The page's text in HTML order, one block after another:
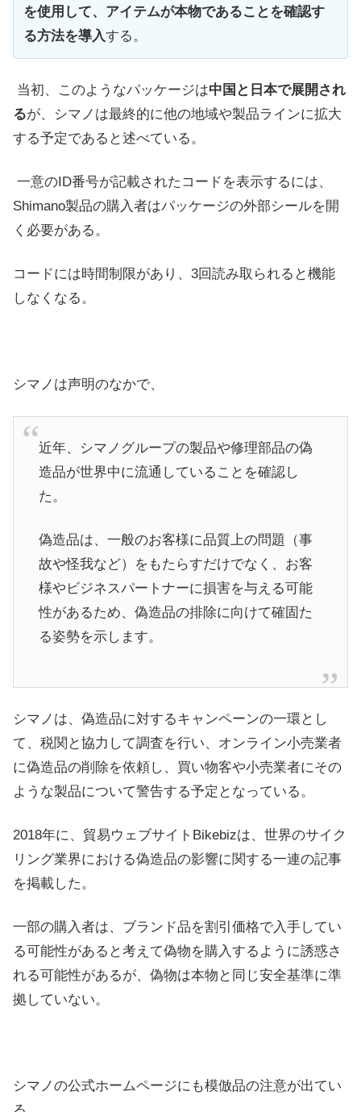
を使用して、アイテムが本物であることを確認す
る方法を導入する。
当初、このようなパッケージは中国と日本で展開され
るが、シマノは最終的に他の地域や製品ラインに拡大
する予定であると述べている。
一意のID番号が記載されたコードを表示するには、
Shimano製品の購入者はパッケージの外部シールを開
く必要がある。
コードには時間制限があり、3回読み取られると機能
しなくなる。
シマノは声明のなかで、
近年、シマノグループの製品や修理部品の偽
造品が世界中に流通していることを確認し
た。
偽造品は、一般のお客様に品質上の問題（事
故や怪我など）をもたらすだけでなく、お客
様やビジネスパートナーに損害を与える可能
性があるため、偽造品の排除に向けて確固た
る姿勢を示します。
シマノは、偽造品に対するキャンペーンの一環とし
て、税関と協力して調査を行い、オンライン小売業者
に偽造品の削除を依頼し、買い物客や小売業者にその
ような製品について警告する予定となっている。
2018年に、貿易ウェブサイトBikebizは、世界のサイク
リング業界における偽造品の影響に関する一連の記事
を掲載した。
一部の購入者は、ブランド品を割引価格で入手してい
る可能性があると考えて偽物を購入するように誘惑さ
れる可能性があるが、偽物は本物と同じ安全基準に準
拠していない。
シマノの公式ホームページにも模倣品の注意が出てい